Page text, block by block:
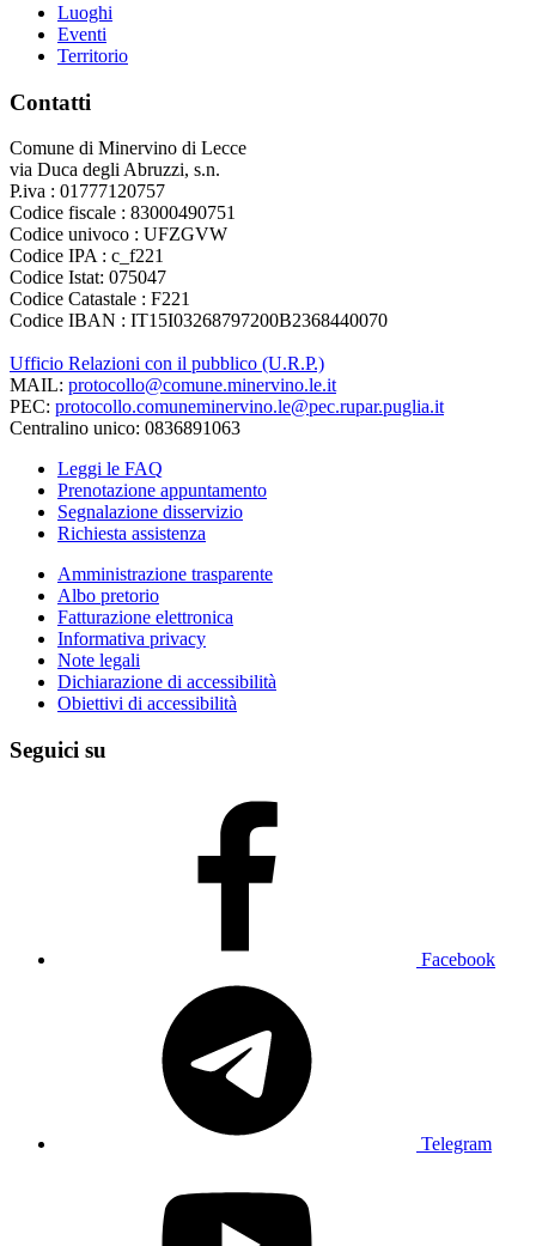
Luoghi
Eventi
Territorio
Contatti
Comune di Minervino di Lecce
via Duca degli Abruzzi, s.n.
P.iva : 01777120757
Codice fiscale : 83000490751
Codice univoco : UFZGVW
Codice IPA : c_f221
Codice Istat: 075047
Codice Catastale : F221
Codice IBAN : IT15I03268797200B2368440070
Ufficio Relazioni con il pubblico (U.R.P.)
MAIL: protocollo@comune.minervino.le.it
PEC: protocollo.comuneminervino.le@pec.rupar.puglia.it
Centralino unico: 0836891063
Leggi le FAQ
Prenotazione appuntamento
Segnalazione disservizio
Richiesta assistenza
Amministrazione trasparente
Albo pretorio
Fatturazione elettronica
Informativa privacy
Note legali
Dichiarazione di accessibilità
Obiettivi di accessibilità
Seguici su
Facebook
Telegram